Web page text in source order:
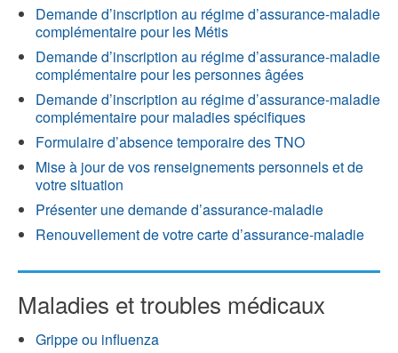
Demande d’inscription au régime d’assurance-maladie
complémentaire pour les Métis
Demande d’inscription au régime d’assurance-maladie
complémentaire pour les personnes âgées
Demande d’inscription au régime d’assurance-maladie
complémentaire pour maladies spécifiques
Formulaire d’absence temporaire des TNO
Mise à jour de vos renseignements personnels et de
votre situation
Présenter une demande d’assurance-maladie
Renouvellement de votre carte d’assurance-maladie
Maladies et troubles médicaux
Grippe ou influenza